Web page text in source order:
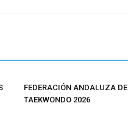
FEDERACIÓN ANDALUZA DE
TAEKWONDO 2026